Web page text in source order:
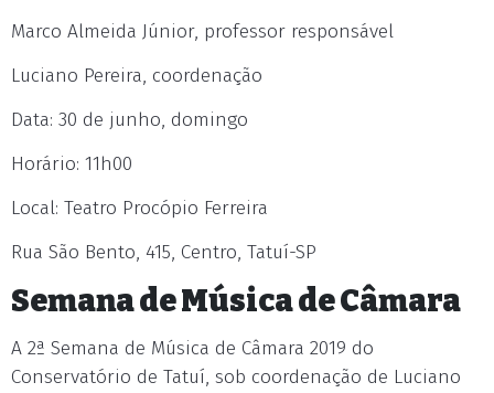
Marco Almeida Júnior, professor responsável
Luciano Pereira, coordenação
Data: 30 de junho, domingo
Horário: 11h00
Local: Teatro Procópio Ferreira
Rua São Bento, 415, Centro, Tatuí-SP
Semana de Música de Câmara
A 2ª Semana de Música de Câmara 2019 do
Conservatório de Tatuí, sob coordenação de Luciano